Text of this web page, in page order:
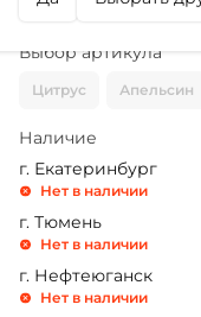
Выбор артикула
Цитрус Апельсин
Наличие
г. Екатеринбург
Нет в наличии
г. Тюмень
Нет в наличии
г. Нефтеюганск
Нет в наличии